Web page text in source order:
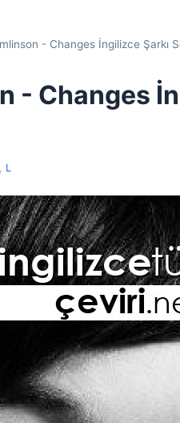
- Changes İngilizce Şarkı
- Changes
, L